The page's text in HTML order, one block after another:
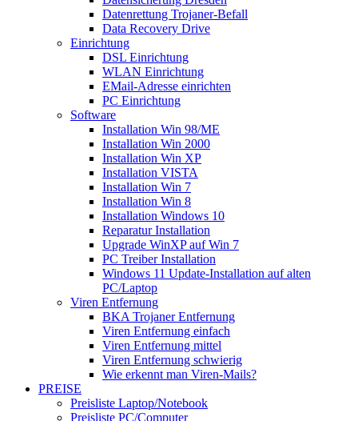
Datenrettung Trojaner-Befall
Data Recovery Drive
Einrichtung
DSL Einrichtung
WLAN Einrichtung
EMail-Adresse einrichten
PC Einrichtung
Software
Installation Win 98/ME
Installation Win 2000
Installation Win XP
Installation VISTA
Installation Win 7
Installation Win 8
Installation Windows 10
Reparatur Installation
Upgrade WinXP auf Win 7
PC Treiber Installation
Windows 11 Update-Installation auf alten
PC/Laptop
Viren Entfernung
BKA Trojaner Entfernung
Viren Entfernung einfach
Viren Entfernung mittel
Viren Entfernung schwierig
Wie erkennt man Viren-Mails?
PREISE
Preisliste Laptop/Notebook
Preisliste PC/Computer